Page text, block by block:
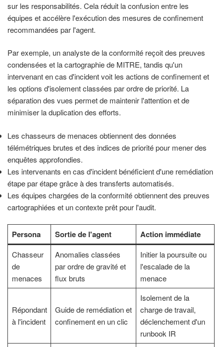
sur les responsabilités. Cela réduit la confusion entre les
équipes et accélère l'exécution des mesures de confinement
recommandées par l'agent.
Par exemple, un analyste de la conformité reçoit des preuves
condensées et la cartographie de MITRE, tandis qu'un
intervenant en cas d'incident voit les actions de confinement et
les options d'isolement classées par ordre de priorité. La
séparation des vues permet de maintenir l'attention et de
minimiser la duplication des efforts.
Les chasseurs de menaces obtiennent des données
télémétriques brutes et des indices de priorité pour mener des
enquêtes approfondies.
Les intervenants en cas d'incident bénéficient d'une remédiation
étape par étape grâce à des transferts automatisés.
Les équipes chargées de la conformité obtiennent des preuves
cartographiées et un contexte prêt pour l'audit.
Persona Sortie de l'agent Action immédiate
Chasseur
de
menaces
Anomalies classées
par ordre de gravité et
flux bruts
Initier la poursuite ou
l'escalade de la
menace
Répondant
à l'incident
Guide de remédiation et
confinement en un clic
Isolement de la
charge de travail,
déclenchement d'un
runbook IR